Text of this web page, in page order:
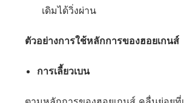
เดิมได้วิ่งผ่าน
ตัวอย่างการใช้หลักการของฮอยเกนส์
การเลี้ยวเบน